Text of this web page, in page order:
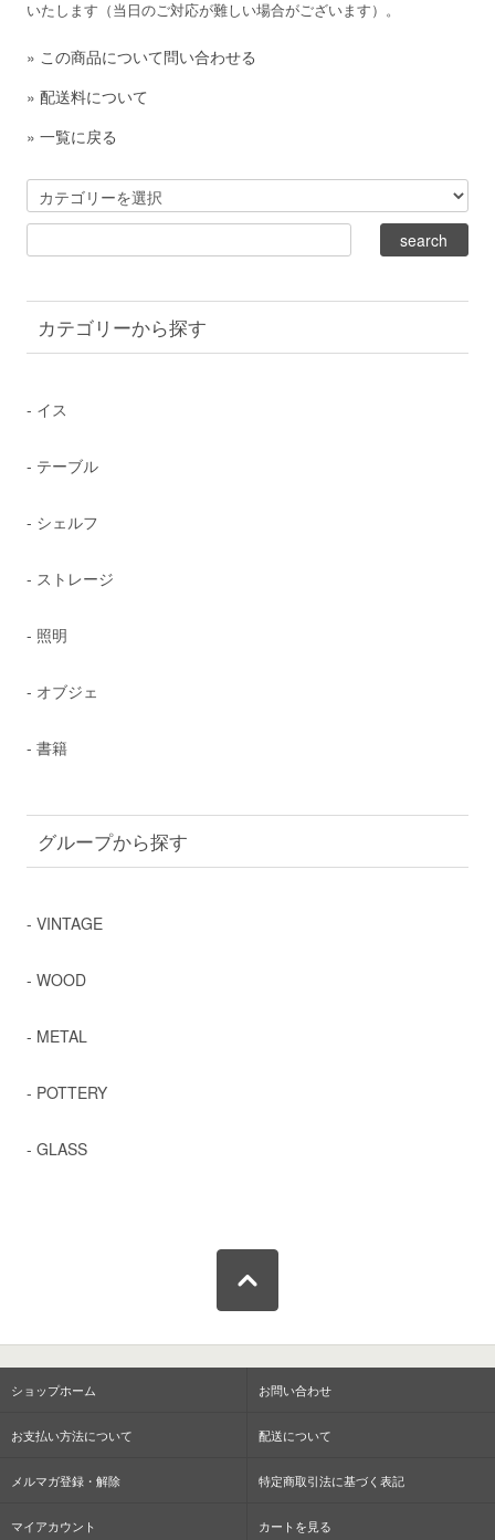
いたします（当日のご対応が難しい場合がございます）。
» この商品について問い合わせる
»配送料について
»一覧に戻る
カテゴリーから探す
- イス
- テーブル
- シェルフ
- ストレージ
- 照明
- オブジェ
- 書籍
グループから探す
- VINTAGE
- WOOD
- METAL
- POTTERY
- GLASS
ショップホーム お問い合わせ
お支払い方法について 配送について
メルマガ登録・解除 特定商取引法に基づく表記
マイアカウント カートを見る